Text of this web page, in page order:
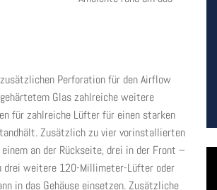
Perforation für den Airflow
Glas zahlreiche weitere
für zahlreiche Lüfter für einen starken
Zusätzlich zu vier vorinstallierten
an der Rückseite, drei in der Front –
drei weitere 120-Millimeter-Lüfter oder
in das Gehäuse einsetzen. Zusätzliche